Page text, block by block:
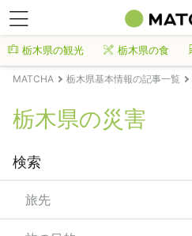
栃木県の観光 栃木県の食
MATCHA 栃木県基本情報の記事一覧
栃木県の災害
検索
旅先